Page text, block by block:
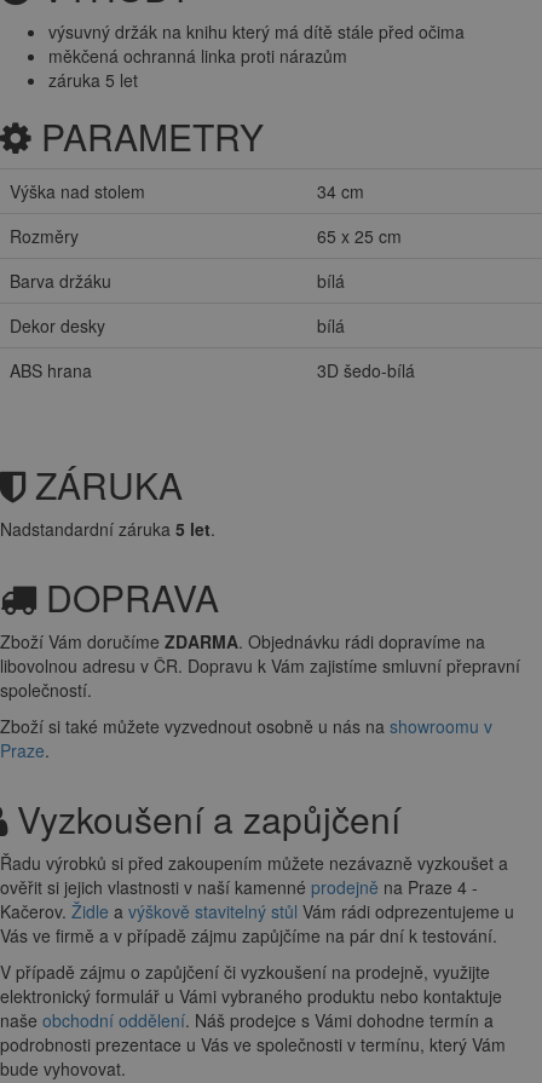
výsuvný držák na knihu který má dítě stále před očima
měkčená ochranná linka proti nárazům
záruka 5 let
PARAMETRY
Výška nad stolem
34 cm
Rozměry
65 x 25 cm
Barva držáku
bílá
Dekor desky
bílá
ABS hrana
3D šedo-bílá
ZÁRUKA
Nadstandardní záruka 5 let.
DOPRAVA
Zboží Vám doručíme ZDARMA. Objednávku rádi dopravíme na
libovolnou adresu v ČR. Dopravu k Vám zajistíme smluvní přepravní
společností.
Zboží si také můžete vyzvednout osobně u nás na showroomu v
Praze.
Vyzkoušení a zapůjčení
Řadu výrobků si před zakoupením můžete nezávazně vyzkoušet a
ověřit si jejich vlastnosti v naší kamenné prodejně na Praze 4 -
Kačerov. Židle a výškově stavitelný stůl Vám rádi odprezentujeme u
Vás ve firmě a v případě zájmu zapůjčíme na pár dní k testování.
V případě zájmu o zapůjčení či vyzkoušení na prodejně, využijte
elektronický formulář u Vámi vybraného produktu nebo kontaktuje
naše obchodní oddělení. Náš prodejce s Vámi dohodne termín a
podrobnosti prezentace u Vás ve společnosti v termínu, který Vám
bude vyhovovat.